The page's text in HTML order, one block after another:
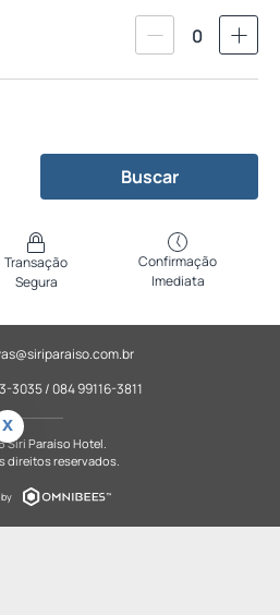
0
Buscar
Transação
Segura
Confirmação
Imediata
3035 / 084 99116-3811
Siri Paraíso Hotel.
direitos reservados.
x